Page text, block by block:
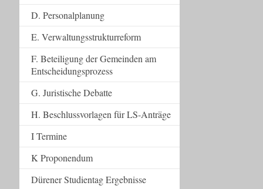
D. Personalplanung
E. Verwaltungsstrukturreform
F. Beteiligung der Gemeinden am
Entscheidungsprozess
G. Juristische Debatte
H. Beschlussvorlagen für LS-Anträge
I Termine
K Proponendum
Dürener Studientag Ergebnisse